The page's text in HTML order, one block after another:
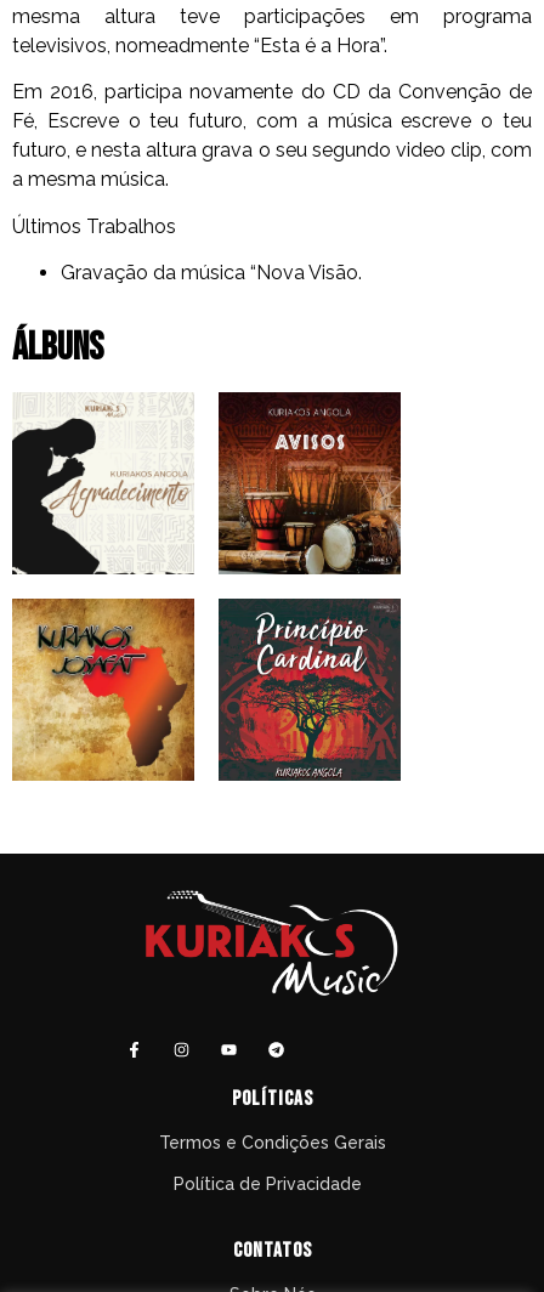
mesma altura teve participações em programa
televisivos, nomeadmente “Esta é a Hora”.
Em 2016, participa novamente do CD da Convenção de
Fé, Escreve o teu futuro, com a música escreve o teu
futuro, e nesta altura grava o seu segundo video clip, com
a mesma música.
Últimos Trabalhos
Gravação da música “Nova Visão.
Álbuns
políticas
Termos e Condições Gerais
Política de Privacidade
Contatos